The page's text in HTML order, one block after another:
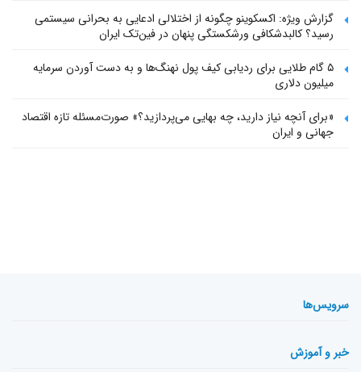
گزارش ویژه: اکسکوینو چگونه از اختلالی ادعایی به بحرانی سیستمی
رسید؟ کالبدشکافی ورشکستگی پنهان در فین‌تک ایران
۵ گام طلایی برای ردیابی کیف پول‌ نهنگ‌ها و به دست آوردن سرمایه
میلیون دلاری
«برای آنچه نیاز دارید، چه بهایی می‌پردازید؟» صورت‌مسئله تازه اقتصاد
جهانی و ایران
سرویس‌ها
خبر و آموزش